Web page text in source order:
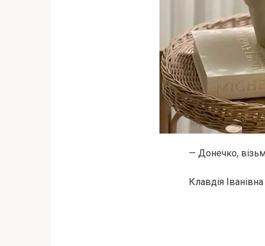
— Донечко,
Клавдія